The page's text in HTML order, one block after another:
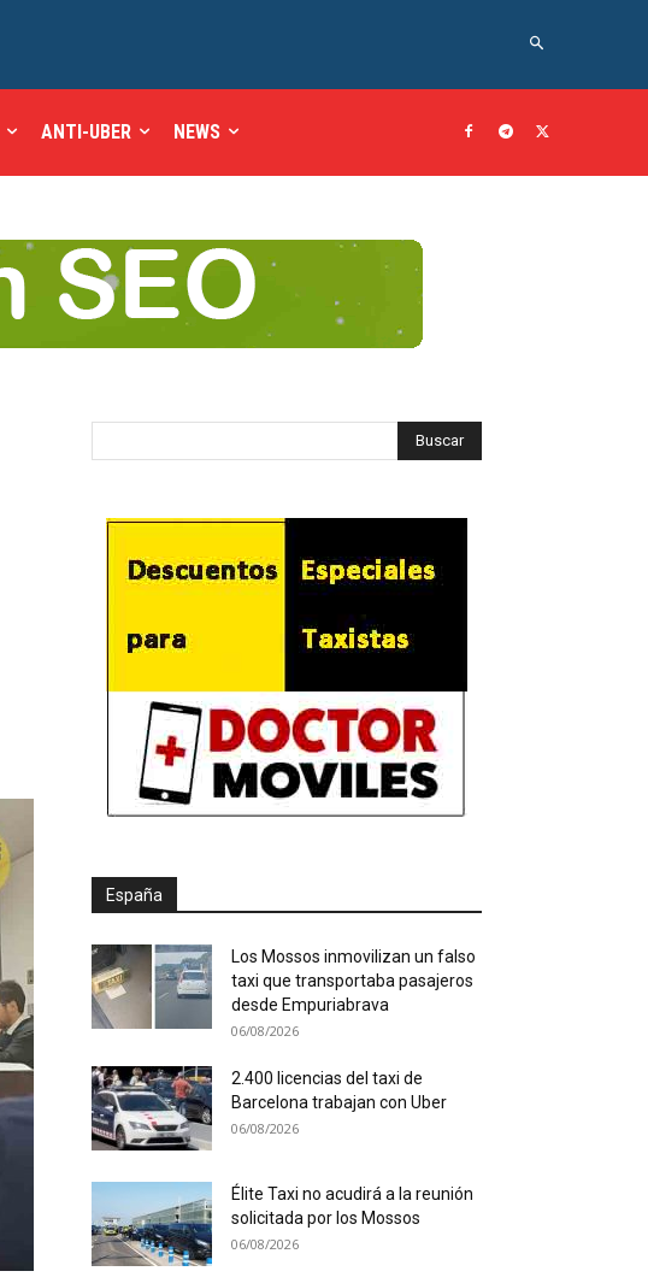
ANTI-UBER NEWS
España
Los Mossos inmovilizan un falso
taxi que transportaba pasajeros
desde Empuriabrava
06/08/2026
2.400 licencias del taxi de
Barcelona trabajan con Uber
06/08/2026
Élite Taxi no acudirá a la reunión
solicitada por los Mossos
06/08/2026